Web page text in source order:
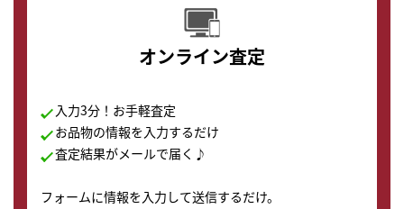
オンライン査定
入力3分！お手軽査定
お品物の情報を入力するだけ
査定結果がメールで届く♪
フォームに情報を入力して送信するだけ。